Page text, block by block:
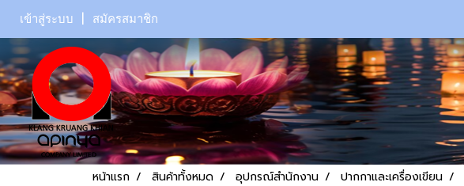
เข้าสู่ระบบ สมัครสมาชิก
หน้าแรก สินค้าทั้งหมด อุปกรณ์สำนักงาน ปากกาและเครื่องเขียน